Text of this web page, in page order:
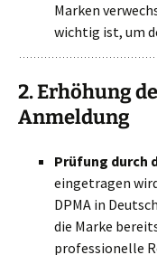
Marken
wichtig ist, um
2.Erhöhung
Anmeldung
Prüfung durch
eingetragen
DPMA in
die Marke
professionelle